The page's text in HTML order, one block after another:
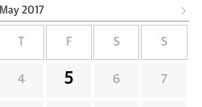
May 2017
F S S
4 5 6 7